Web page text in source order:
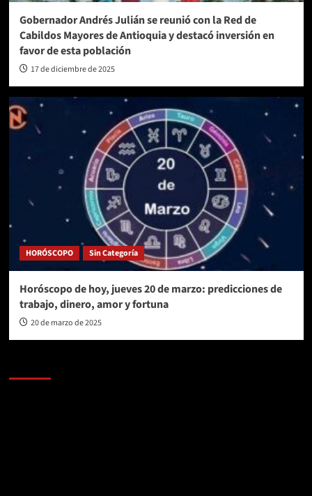
Gobernador Andrés Julián se reunió con la Red de
Cabildos Mayores de Antioquia y destacó inversión en
favor de esta población
17 de diciembre de 2025
HORÓSCOPO Sin Categoría
Horóscopo de hoy, jueves 20 de marzo: predicciones de
trabajo, dinero, amor y fortuna
20 de marzo de 2025